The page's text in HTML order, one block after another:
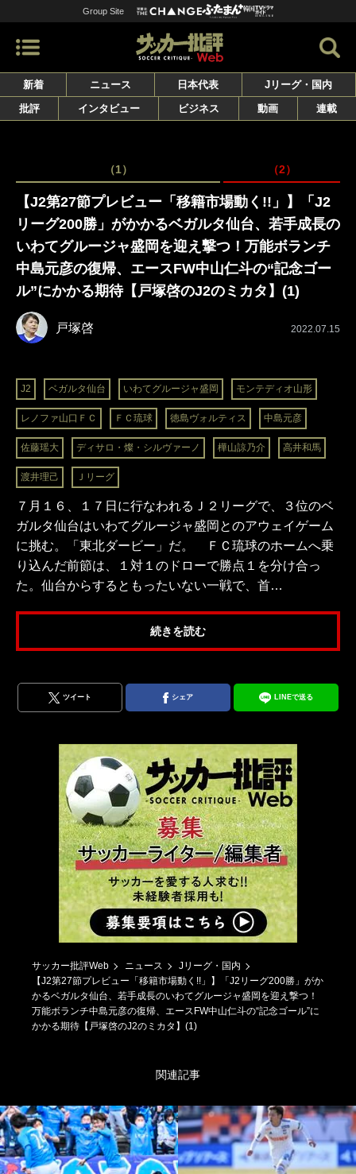
Group Site
新着 ニュース 日本代表
Jリーグ・国内
批評
インタビュー ビジネス 動画 連載
（1） （2）
【J2第27節プレビュー「移籍市場動く!!」】「J2
リーグ200勝」がかかるベガルタ仙台、若手成長の
いわてグルージャ盛岡を迎え撃つ！万能ボランチ
中島元彦の復帰、エースFW中山仁斗の“記念ゴー
ル”にかかる期待【戸塚啓のJ2のミカタ】(1)
戸塚啓 2022.07.15
J2 ベガルタ仙台 いわてグルージャ盛岡 モンテディオ山形
レノファ山口ＦＣ ＦＣ琉球 徳島ヴォルティス 中島元彦
佐藤瑶大 ディサロ・燦・シルヴァーノ 樺山諒乃介 高井和馬
渡井理己 Ｊリーグ
７月１６、１７日に行なわれるＪ２リーグで、３位のベ
ガルタ仙台はいわてグルージャ盛岡とのアウェイゲーム
に挑む。「東北ダービー」だ。 ＦＣ琉球のホームへ乗
り込んだ前節は、１対１のドローで勝点１を分け合っ
た。仙台からするともったいない一戦で、首…
続きを読む
ツイート シェア LINEで送る
サッカー批評Web ニュース
Jリーグ・国内
【J2第27節プレビュー「移籍市場動く!!」】「J2リーグ200勝」がか
かるベガルタ仙台、若手成長のいわてグルージャ盛岡を迎え撃つ！
万能ボランチ中島元彦の復帰、エースFW中山仁斗の“記念ゴール”に
かかる期待【戸塚啓のJ2のミカタ】(1)
関連記事